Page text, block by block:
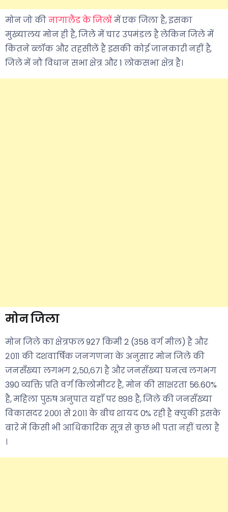
मोन जो कीनागालैंड के जिलोंमें एक जिला है, इसका
मुख्यालय मोन ही है, जिले में चार उपमंडल है लेकिन जिले में
कितने ब्लॉक और तहसीलें है इसकी कोई जानकारी नहीं है,
जिले में नौ विधान सभा क्षेत्र और 1 लोकसभा क्षेत्र है।
मोन जिला
मोन जिले का क्षेत्रफल 927 किमी 2 (358 वर्ग मील) है और
२०११ की दशवार्षिक जनगणना के अनुसार मोन जिले की
जनसँख्या लगभग २,५०,६७१ है और जनसँख्या घनत्व लगभग
390 व्यक्ति प्रति वर्ग किलोमीटर है, मोन की साक्षरता 56.60%
है, महिला पुरुष अनुपात यहाँ पर ८९८ है, जिले की जनसँख्या
विकासदर २००१ से २०११ के बीच शायद 0% रही है क्युकी इसके
बारे में किसी भी आधिकारिक सूत्र से कुछ भी पता नहीं चला है
।